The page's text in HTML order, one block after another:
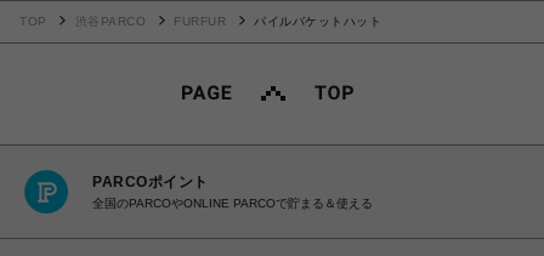
TOP 渋谷PARCO FURFUR パイルバケットハット
PARCOポイント
全国のPARCOやONLINE PARCOで貯まる＆使える